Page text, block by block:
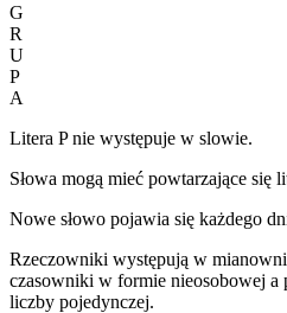
G
R
U
P
A
Litera P nie występuje w slowie.
Słowa mogą mieć powtarzające się
Nowe słowo pojawia się każdego
Rzeczowniki występują w
czasowniki w formie nieosobowej
liczby pojedynczej.